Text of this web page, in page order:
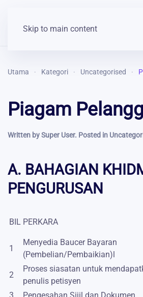
Skip to main content
Utama Kategori Uncategorised
Piagam
Written by Super User. Posted in
A. BAHAGIAN
PENGURUSAN
BIL PERKARA
1
Menyedia Baucer Bayaran
(Pembelian/Pembaikian)l
2
Proses siasatan untuk
penulis petisyen